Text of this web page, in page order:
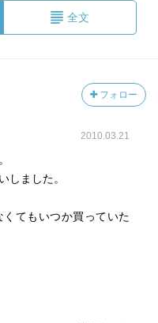
全文
フォロー
2010.03.21
しました。
てもいつか買っていた